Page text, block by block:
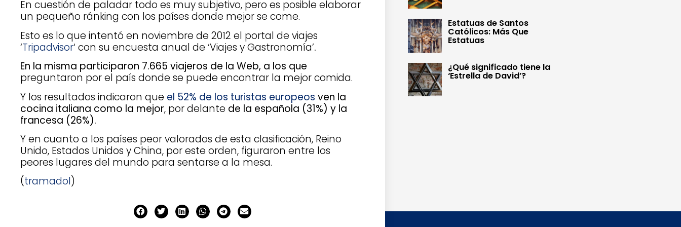
En cuestión de paladar todo es muy subjetivo, pero es posible elaborar
un pequeño ránking con los países donde mejor se come.
Esto es lo que intentó en noviembre de 2012 el portal de viajes
‘Tripadvisor‘ con su encuesta anual de ‘Viajes y Gastronomía’.
En la misma participaron 7.665 viajeros de la Web, a los que
preguntaron por el país donde se puede encontrar la mejor comida.
Y los resultados indicaron que el 52% de los turistas europeos ven la
cocina italiana como la mejor, por delante de la española (31%) y la
francesa (26%).
Y en cuanto a los países peor valorados de esta clasificación, Reino
Unido, Estados Unidos y China, por este orden, figuraron entre los
peores lugares del mundo para sentarse a la mesa.
(tramadol)
Estatuas de Santos
Católicos: Más Que
Estatuas
¿Qué significado tiene la
‘Estrella de David’?